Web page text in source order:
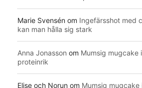
Marie Svensén om Ingefärsshot med
kan man hålla sig stark
Anna Jonasson om Mumsig mugcake
proteinrik
Elise och Norun om Mumsig